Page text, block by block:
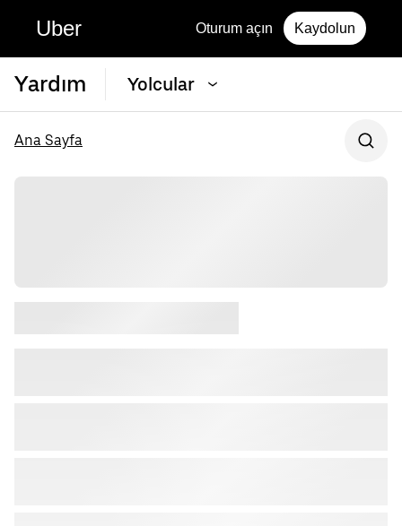
Uber Oturum açın Kaydolun
Yardım Yolcular
Ana Sayfa